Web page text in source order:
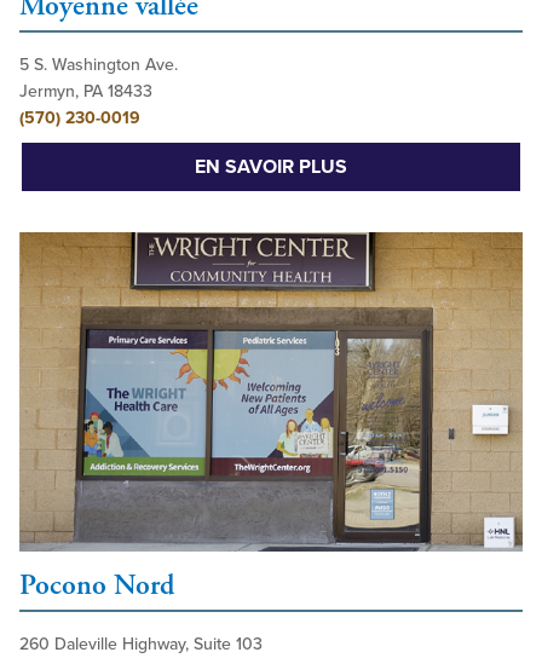
5 S. Washington Ave.
Jermyn, PA 18433
(570) 230-0019
EN SAVOIR PLUS
Pocono Nord
260 Daleville Highway, Suite 103